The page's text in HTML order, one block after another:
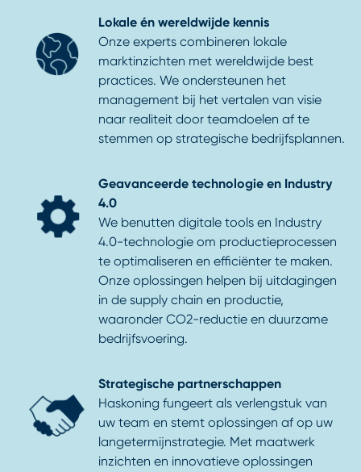
Lokale én wereldwijde kennis
Onze experts combineren lokale
marktinzichten met wereldwijde best
practices. We ondersteunen het
management bij het vertalen van visie
naar realiteit door teamdoelen af te
stemmen op strategische bedrijfsplannen.
Geavanceerde technologie en Industry
4.0
We benutten digitale tools en Industry
4.0-technologie om productieprocessen
te optimaliseren en efficiënter te maken.
Onze oplossingen helpen bij uitdagingen
in de supply chain en productie,
waaronder CO2-reductie en duurzame
bedrijfsvoering.
Strategische partnerschappen
Haskoning fungeert als verlengstuk van
uw team en stemt oplossingen af op uw
langetermijnstrategie. Met maatwerk
inzichten en innovatieve oplossingen